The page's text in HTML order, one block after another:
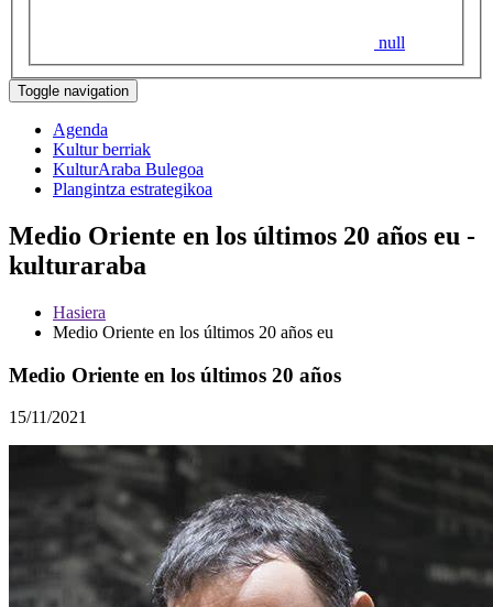
null
Toggle navigation
Agenda
Kultur berriak
KulturAraba Bulegoa
Plangintza estrategikoa
Medio Oriente en los últimos 20 años eu -
kulturaraba
Hasiera
Medio Oriente en los últimos 20 años eu
Medio Oriente en los últimos 20 años
15/11/2021